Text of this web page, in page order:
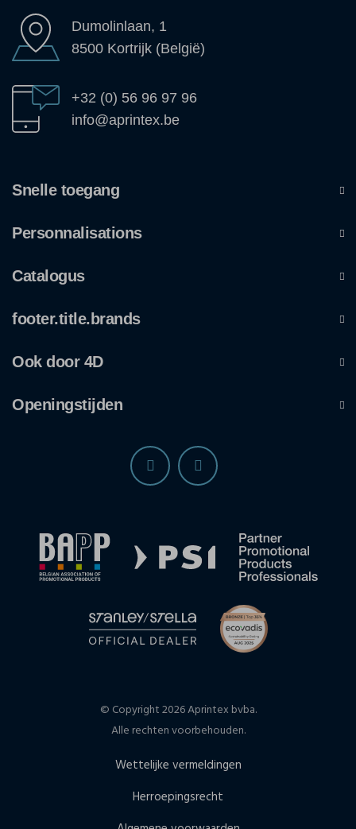
Dumolinlaan, 1
8500 Kortrijk (België)
+32 (0) 56 96 97 96
info@aprintex.be
Snelle toegang
Personnalisations
Catalogus
footer.title.brands
Ook door 4D
Openingstijden
© Copyright 2026 Aprintex bvba.
Alle rechten voorbehouden.
Wettelijke vermeldingen
Herroepingsrecht